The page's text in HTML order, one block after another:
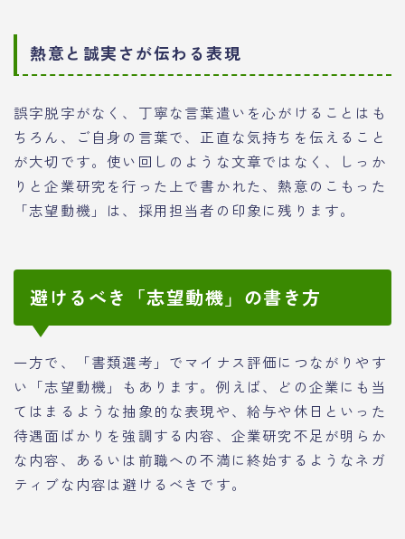
熱意と誠実さが伝わる表現
誤字脱字がなく、丁寧な言葉遣いを心がけることはも
ちろん、ご自身の言葉で、正直な気持ちを伝えること
が大切です。使い回しのような文章ではなく、しっか
りと企業研究を行った上で書かれた、熱意のこもった
「志望動機」は、採用担当者の印象に残ります。
避けるべき「志望動機」の書き方
一方で、「書類選考」でマイナス評価につながりやす
い「志望動機」もあります。例えば、どの企業にも当
てはまるような抽象的な表現や、給与や休日といった
待遇面ばかりを強調する内容、企業研究不足が明らか
な内容、あるいは前職への不満に終始するようなネガ
ティブな内容は避けるべきです。